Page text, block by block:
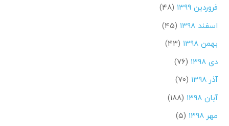
فروردین ۱۳۹۹
(۴۸)
اسفند ۱۳۹۸
(۴۵)
بهمن ۱۳۹۸
(۴۳)
دی ۱۳۹۸
(۷۶)
آذر ۱۳۹۸
(۷۰)
آبان ۱۳۹۸
(۱۸۸)
مهر ۱۳۹۸
(۵)